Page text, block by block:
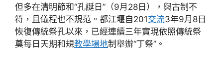
但多在清明節和“孔誕日”（9月28日），與古制不
符，且儀程也不規范。都江堰自201交流3年9月8日
恢復傳統祭孔以來，已經連續三年實現依照傳統祭
奠每日天期和規教學場地制舉辦“丁祭”。